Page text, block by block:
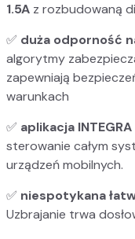
1.5A z rozbudowaną
✅ duża odporność
algorytmy
zapewniają
warunkach
✅ aplikacja
sterowanie całym
urządzeń mobilnych.
✅ niespotykana
Uzbrajanie trwa